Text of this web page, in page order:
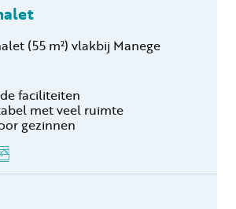
(55 m²) vlakbij Manege
faciliteiten
met veel ruimte
gezinnen
Inclusief
Toeristenbelasting